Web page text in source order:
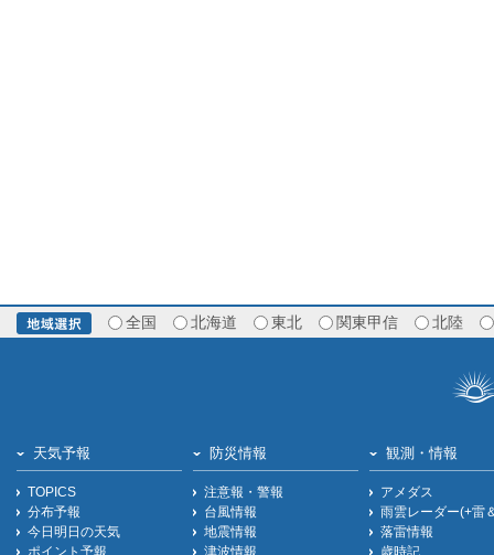
全国 北海道 東北 関東甲信 北陸
天気予報
TOPICS
分布予報
今日明日の天気
ポイント予報
防災情報
注意報・警報
台風情報
地震情報
津波情報
観測・情報
アメダス
雨雲レーダー(+雷
落雷情報
歳時記